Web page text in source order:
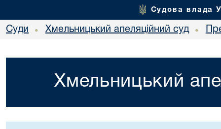
Судова влада
Суди • Хмельницький апеляційний суд •
Хмельницький